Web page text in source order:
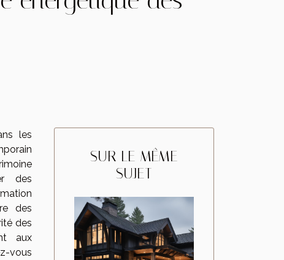
les
des
des
des
aux
vous
SUR LE MÊME
SUJET